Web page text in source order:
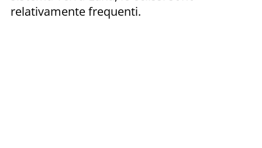
relativamente frequenti.